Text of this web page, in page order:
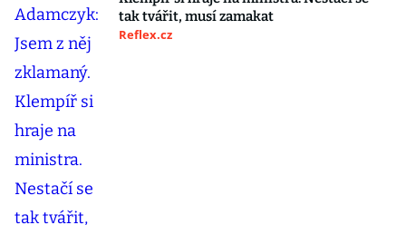
tak tvářit, musí zamakat
Reflex.cz